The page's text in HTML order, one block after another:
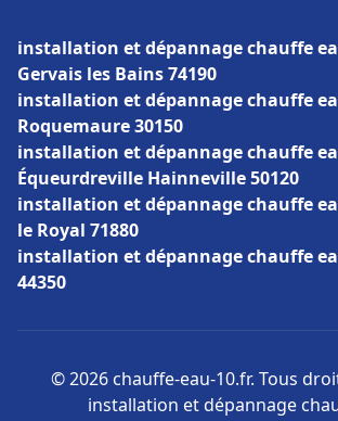
installation et dépannage chauffe
Gervais les Bains 74190
installation et dépannage chauffe
Roquemaure 30150
installation et dépannage chauffe
Équeurdreville Hainneville 50120
installation et dépannage chauffe
le Royal 71880
installation et dépannage chauffe
44350
© 2026 chauffe-eau-10.fr. Tous
installation et dépannage